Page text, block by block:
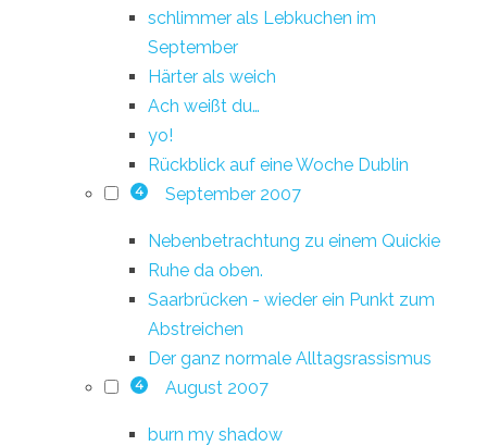
schlimmer als Lebkuchen im
September
Härter als weich
Ach weißt du…
yo!
Rückblick auf eine Woche Dublin
4 September 2007
Nebenbetrachtung zu einem Quickie
Ruhe da oben.
Saarbrücken - wieder ein Punkt zum
Abstreichen
Der ganz normale Alltagsrassismus
4 August 2007
burn my shadow